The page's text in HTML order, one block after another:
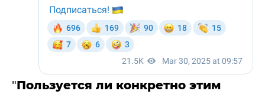
"Пользуется ли конкретно этим